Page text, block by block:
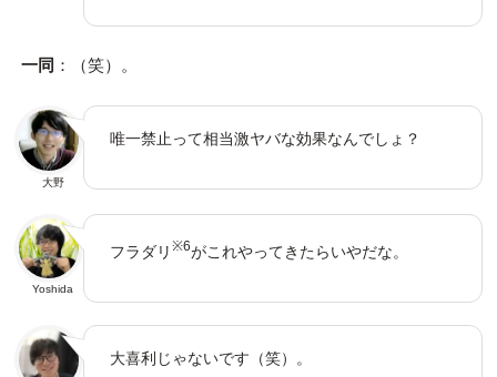
一同 ：（笑）。
大野
唯一禁止って相当激ヤバな効果なんでしょ？
Yoshida
フラダリ ※6がこれやってきたらいやだな。
大喜利じゃないです（笑）。